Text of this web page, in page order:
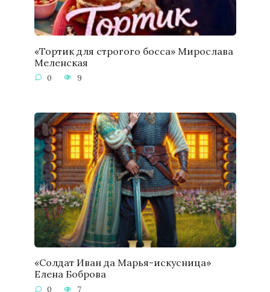
«Тортик для строгого босса» Мирослава
Меленская
0 9
«Солдат Иван да Марья-искусница»
Елена Боброва
0 7